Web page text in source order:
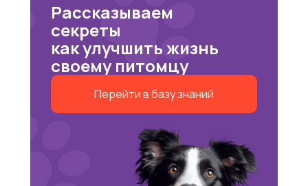
Рассказываем
секреты
как улучшить жизнь
своему питомцу
Перейти в базу знаний